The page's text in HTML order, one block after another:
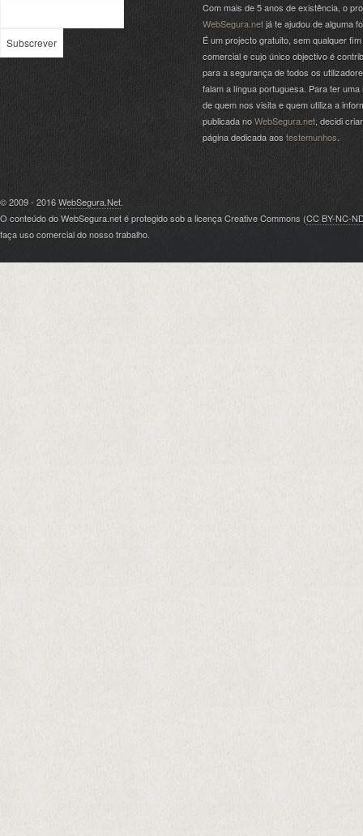
Com mais de 5 anos de existência, o
WebSegura.netjá te ajudou de alguma
É um projecto gratuito, sem qualquer fim
comercial e cujo único objectivo é
para a segurança de todos os
falam a língua portuguesa. Para ter uma
de quem nos visita e quem utiliza a
publicada noWebSegura.net , decidi
página dedicada aos testemunhos
© 2009 - 2016WebSegura.Net.
O conteúdo do WebSegura.net é protegido sob a licença Creative Commons (CC BY-NC-
faça uso comercial do nosso trabalho.